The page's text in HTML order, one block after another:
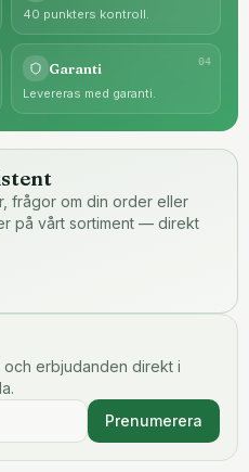
40 punkters kontroll.
04
Garanti
Levereras med garanti.
frågor om din order eller
på vårt sortiment — direkt
och erbjudanden direkt i
Prenumerera